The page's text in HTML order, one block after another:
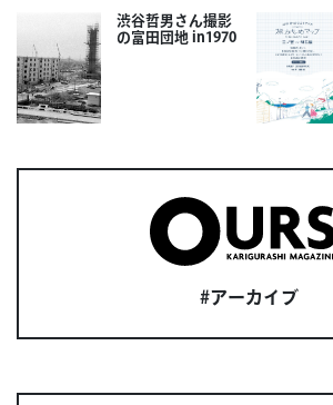
渋谷哲男さん撮影
の富田団地 in1970
#アーカイブ